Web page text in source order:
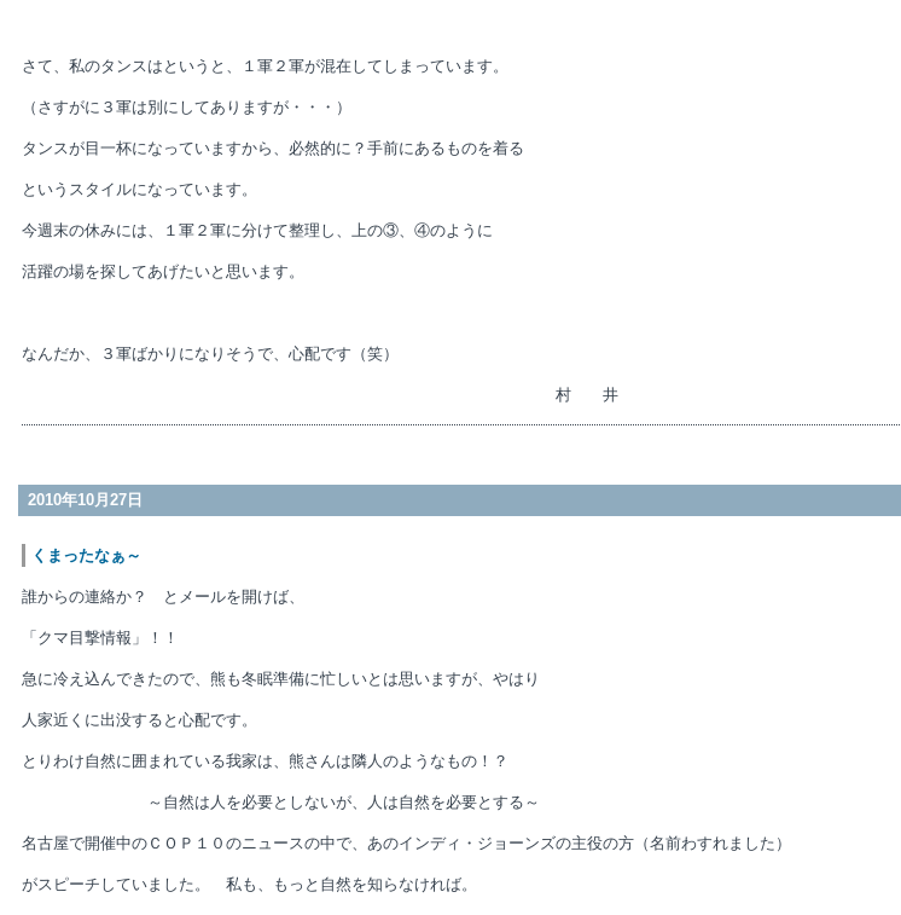
さて、私のタンスはというと、１軍２軍が混在してしまっています。
（さすがに３軍は別にしてありますが・・・）
タンスが目一杯になっていますから、必然的に？手前にあるものを着る
というスタイルになっています。
今週末の休みには、１軍２軍に分けて整理し、上の③、④のように
活躍の場を探してあげたいと思います。
なんだか、３軍ばかりになりそうで、心配です（笑）
村 井
2010年10月27日
くまったなぁ～
誰からの連絡か？ とメールを開けば、
「クマ目撃情報」！！
急に冷え込んできたので、熊も冬眠準備に忙しいとは思いますが、やはり
人家近くに出没すると心配です。
とりわけ自然に囲まれている我家は、熊さんは隣人のようなもの！？
～自然は人を必要としないが、人は自然を必要とする～
名古屋で開催中のＣＯＰ１０のニュースの中で、あのインディ・ジョーンズの主役の方（名前わすれました）
がスピーチしていました。 私も、もっと自然を知らなければ。